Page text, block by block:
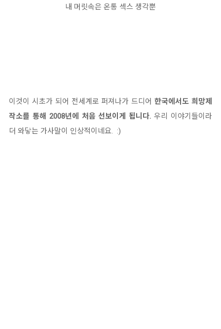
내 머릿속은 온통 섹스 생각뿐
이것이 시초가 되어 전세계로 퍼져나가 드디어한국에서도 희망제
작소를 통해 2008년에 처음 선보이게 됩니다.우리 이야기들이라
더 와닿는 가사말이 인상적이네요. :)